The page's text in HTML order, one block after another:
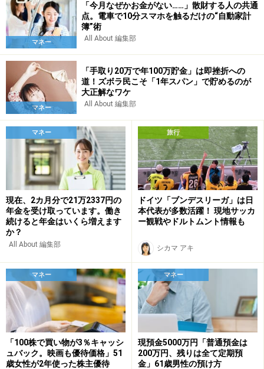
マネー
「今月なぜかお金がない……」散財する人の共通
点。電車で10分スマホを触るだけの“自動家計
簿”術
All About 編集部
マネー
「手取り20万で年100万貯金」は即挫折への
道！ズボラ民こそ「1年スパン」で貯めるのが
大正解なワケ
All About 編集部
マネー
現在、2カ月分で21万2337円の
年金を受け取っています。働き
続けると年金はいくら増えます
か？
All About 編集部
旅行
ドイツ「ブンデスリーガ」は日
本代表が多数活躍！ 現地サッカ
ー観戦やドルトムント情報も
シカマ アキ
マネー
「100株で買い物が3％キャッシ
ュバック。映画も優待価格」51
歳女性が2年使った株主優待
マネー
現預金5000万円「普通預金は
200万円、残りは全て定期預
金」61歳男性の預け方